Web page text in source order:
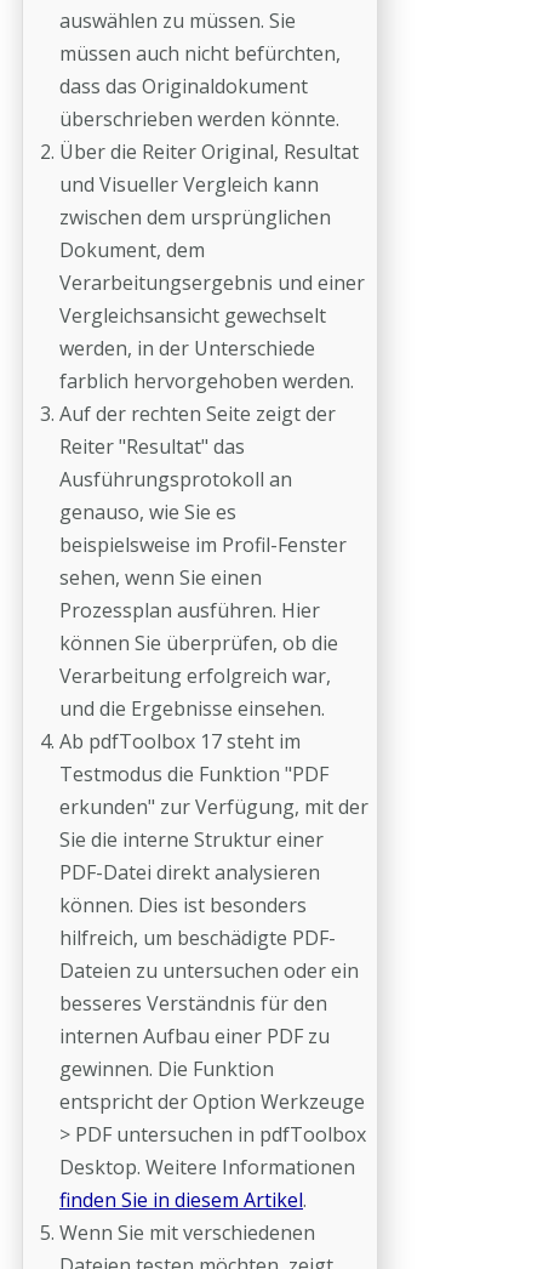
auswählen zu müssen. Sie
müssen auch nicht befürchten,
dass das Originaldokument
überschrieben werden könnte.
Über die Reiter Original, Resultat
und Visueller Vergleich kann
zwischen dem ursprünglichen
Dokument, dem
Verarbeitungsergebnis und einer
Vergleichsansicht gewechselt
werden, in der Unterschiede
farblich hervorgehoben werden.
Auf der rechten Seite zeigt der
Reiter "Resultat" das
Ausführungsprotokoll an
genauso, wie Sie es
beispielsweise im Profil-Fenster
sehen, wenn Sie einen
Prozessplan ausführen. Hier
können Sie überprüfen, ob die
Verarbeitung erfolgreich war,
und die Ergebnisse einsehen.
Ab pdfToolbox 17 steht im
Testmodus die Funktion "PDF
erkunden" zur Verfügung, mit der
Sie die interne Struktur einer
PDF-Datei direkt analysieren
können. Dies ist besonders
hilfreich, um beschädigte PDF-
Dateien zu untersuchen oder ein
besseres Verständnis für den
internen Aufbau einer PDF zu
gewinnen. Die Funktion
entspricht der Option Werkzeuge
> PDF untersuchen in pdfToolbox
Desktop. Weitere Informationen
finden Sie in diesem Artikel.
Wenn Sie mit verschiedenen